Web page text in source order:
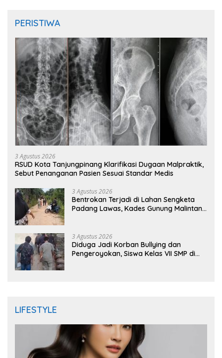
PERISTIWA
3 Agustus 2026
RSUD Kota Tanjungpinang Klarifikasi Dugaan Malpraktik,
Sebut Penanganan Pasien Sesuai Standar Medis
3 Agustus 2026
Bentrokan Terjadi di Lahan Sengketa
Padang Lawas, Kades Gunung Malintang
3 Agustus 2026
Diduga Jadi Korban Bullying dan
Pengeroyokan, Siswa Kelas VII SMP di
LIFESTYLE